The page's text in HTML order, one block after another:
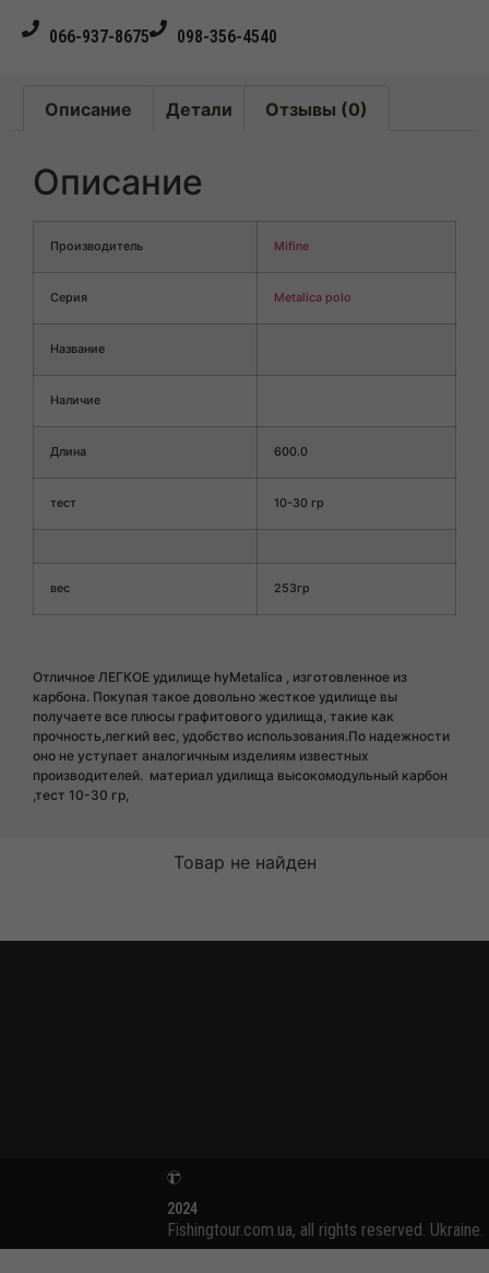
066-937-8675 098-356-4540
Описание Детали Отзывы (0)
Описание
Производитель Mifine
Серия Metalica polo
Название
Наличие
Длина 600.0
тест 10-30 гр
вес 253гр
Отличное ЛЕГКОЕ удилище hyMetalica , изготовленное из
карбона. Покупая такое довольно жесткое удилище вы
получаете все плюсы графитового удилища, такие как
прочность,легкий вес, удобство использования.По надежности
оно не уступает аналогичным изделиям известных
производителей. материал удилища высокомодульный карбон
,тест 10-30 гр,
Товар не найден
2024
Fishingtour.com.ua, all rights reserved. Ukraine.